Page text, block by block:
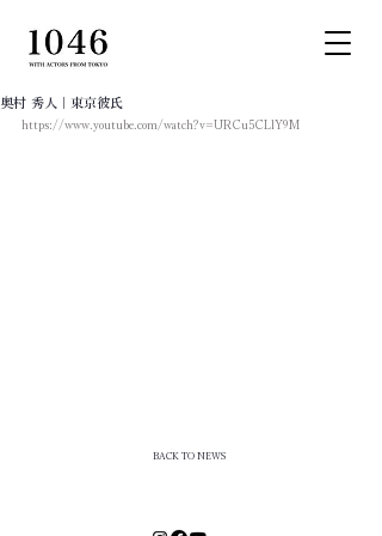
奥村 秀人｜東京彼氏
https://www.youtube.com/watch?v=URCu5CLlY9M
BACK TO NEWS